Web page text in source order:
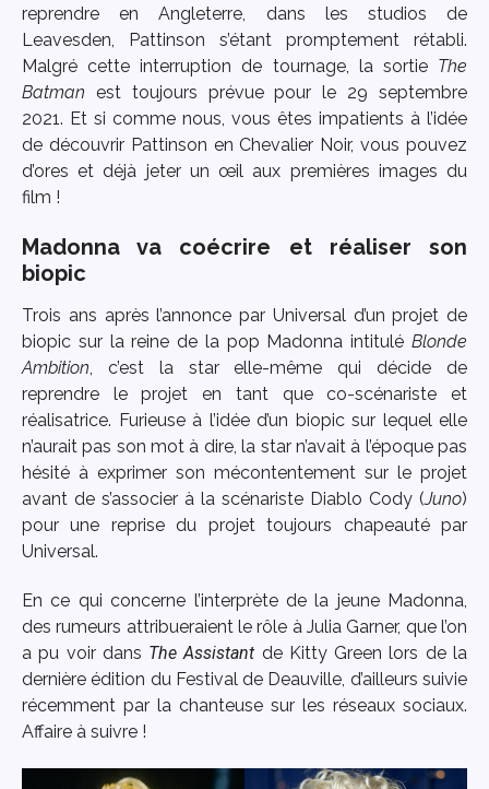
reprendre en Angleterre, dans les studios de
Leavesden, Pattinson s’étant promptement rétabli.
Malgré cette interruption de tournage, la sortie The
Batman est toujours prévue pour le 29 septembre
2021. Et si comme nous, vous êtes impatients à l’idée
de découvrir Pattinson en Chevalier Noir, vous pouvez
d’ores et déjà jeter un œil aux premières images du
film !
Madonna va coécrire et réaliser son
biopic
Trois ans après l’annonce par Universal d’un projet de
biopic sur la reine de la pop Madonna intitulé Blonde
Ambition, c’est la star elle-même qui décide de
reprendre le projet en tant que co-scénariste et
réalisatrice. Furieuse à l’idée d’un biopic sur lequel elle
n’aurait pas son mot à dire, la star n’avait à l’époque pas
hésité à exprimer son mécontentement sur le projet
avant de s’associer à la scénariste Diablo Cody (Juno)
pour une reprise du projet toujours chapeauté par
Universal.
En ce qui concerne l’interprète de la jeune Madonna,
des rumeurs attribueraient le rôle à Julia Garner, que l’on
a pu voir dans The Assistant de Kitty Green lors de la
dernière édition du Festival de Deauville, d’ailleurs suivie
récemment par la chanteuse sur les réseaux sociaux.
Affaire à suivre !